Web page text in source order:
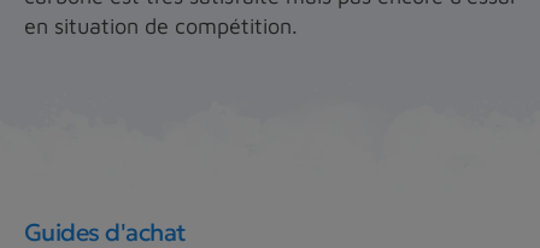
en situation de compétition.
Guides d'achat